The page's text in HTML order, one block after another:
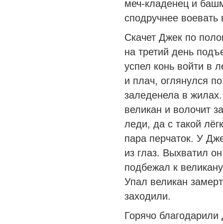
меч-кладенец и
сподручнее
Скачет Джек по
на третий день
успел конь войти в
и плач, оглянулся
заледенела в
великан и волочит
леди, да с такой
пара перчаток. У
из глаз. Выхватил
подбежал к
Упал великан
заходили.
Горячо